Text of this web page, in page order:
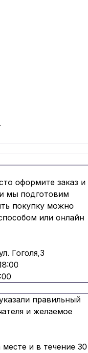
оформите заказ и
мы подготовим
покупку можно
или онлайн
Гоголя,3
правильный
и желаемое
месте и в течение 30